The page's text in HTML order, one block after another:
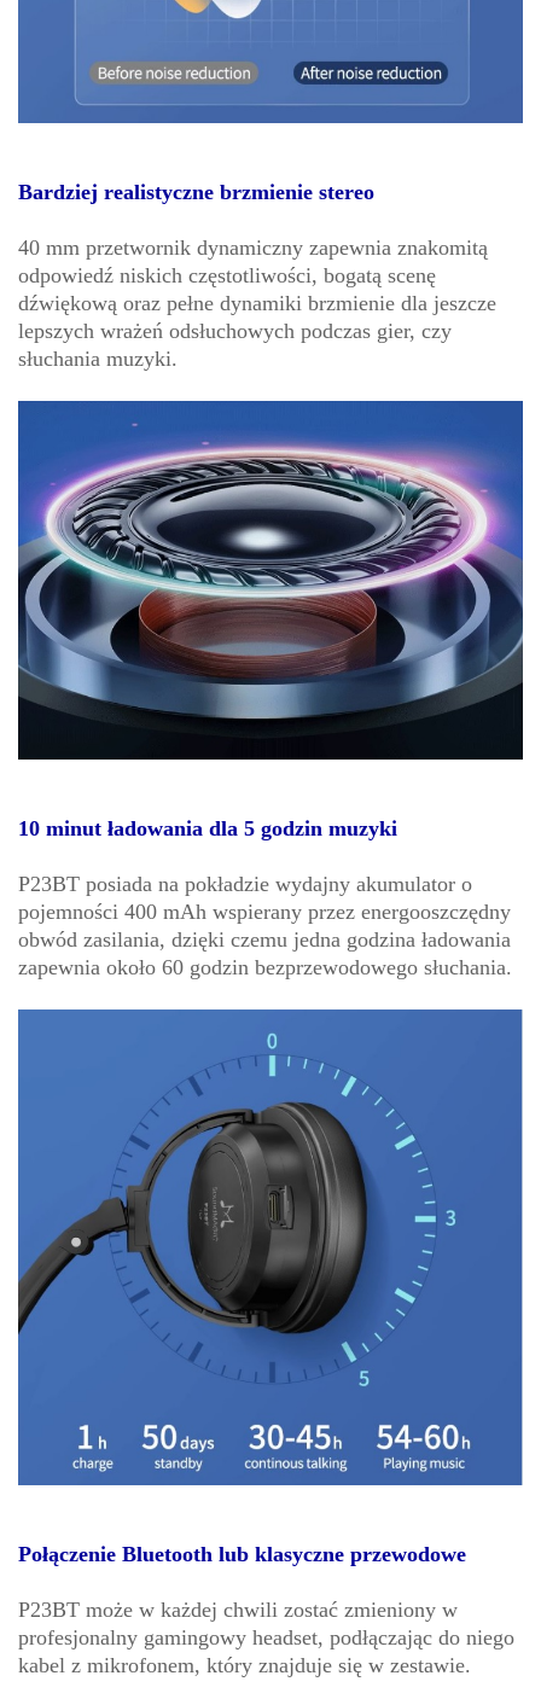
Bardziej realistyczne brzmienie stereo
40 mm przetwornik dynamiczny zapewnia znakomitą
odpowiedź niskich częstotliwości, bogatą scenę
dźwiękową oraz pełne dynamiki brzmienie dla jeszcze
lepszych wrażeń odsłuchowych podczas gier, czy
słuchania muzyki.
10 minut ładowania dla 5 godzin muzyki
P23BT posiada na pokładzie wydajny akumulator o
pojemności 400 mAh wspierany przez energooszczędny
obwód zasilania, dzięki czemu jedna godzina ładowania
zapewnia około 60 godzin bezprzewodowego słuchania.
Połączenie Bluetooth lub klasyczne przewodowe
P23BT może w każdej chwili zostać zmieniony w
profesjonalny gamingowy headset, podłączając do niego
kabel z mikrofonem, który znajduje się w zestawie.